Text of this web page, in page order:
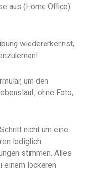
aus (Home Office)
wiedererkennst,
um den
ohne Foto,
nicht um eine
lediglich
stimmen. Alles
einem lockeren